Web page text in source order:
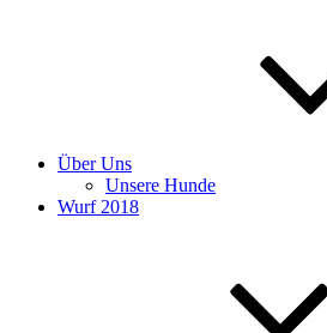
Über Uns
Unsere Hunde
Wurf 2018